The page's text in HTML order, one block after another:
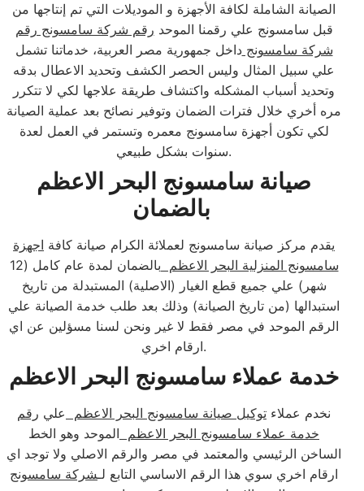
الصيانة الشاملة لكافة الأجهزة و الموديلات التي تم إنتاجها من
قبل سامسونج علي رقمنا الموحد رقم شركة سامسونج رقم
شركة سامسونجداخل جمهورية مصر العربية، خدماتنا تشمل
علي سبيل المثال وليس الحصر الكشف وتحديد الاعطال بدقه
وتحديد أسباب المشكله واكتشاف طريقة علاجها لكي لا تتكرر
مره أخري خلال فترات الضمان وتوفير نصائح بعد عملية الصيانة
لكي تكون أجهزة سامسونج معمره وتستمر في العمل لعدة
سنوات بشكل طبيعي.
صيانة سامسونج البحر الاعظم
بالضمان
يقدم مركز صيانة سامسونج لعملائة الكرام صيانة كافة اجهزة
سامسونج المنزلية البحر الاعظم
بالضمان لمدة عام كامل (12
شهر) علي جميع قطع الغيار (الاصلية) المستبدلة من تاريخ
استبدالها (من تاريخ الصيانة) وذلك بعد طلب خدمة الصيانة علي
الرقم الموحد في مصر فقط لا غير ونحن لسنا مسؤلين عن اي
ارقام اخري.
خدمة عملاء سامسونج البحر الاعظم
نخدم عملاء توكيل صيانة سامسونج البحر الاعظم علي رقم
خدمة عملاء سامسونج البحر الاعظم الموحد وهو الخط
الساخن الرئيسي والمعتمد في مصر والرقم الاصلي ولا توجد اي
ارقام اخري سوي هذا الرقم الاساسي التابع لـشركة سامسونج